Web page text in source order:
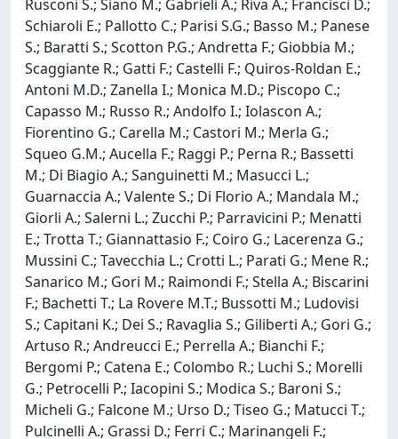
Rusconi S.; Siano M.; Gabrieli A.; Riva A.; Francisci D.;
Schiaroli E.; Pallotto C.; Parisi S.G.; Basso M.; Panese
S.; Baratti S.; Scotton P.G.; Andretta F.; Giobbia M.;
Scaggiante R.; Gatti F.; Castelli F.; Quiros-Roldan E.;
Antoni M.D.; Zanella I.; Monica M.D.; Piscopo C.;
Capasso M.; Russo R.; Andolfo I.; Iolascon A.;
Fiorentino G.; Carella M.; Castori M.; Merla G.;
Squeo G.M.; Aucella F.; Raggi P.; Perna R.; Bassetti
M.; Di Biagio A.; Sanguinetti M.; Masucci L.;
Guarnaccia A.; Valente S.; Di Florio A.; Mandala M.;
Giorli A.; Salerni L.; Zucchi P.; Parravicini P.; Menatti
E.; Trotta T.; Giannattasio F.; Coiro G.; Lacerenza G.;
Mussini C.; Tavecchia L.; Crotti L.; Parati G.; Mene R.;
Sanarico M.; Gori M.; Raimondi F.; Stella A.; Biscarini
F.; Bachetti T.; La Rovere M.T.; Bussotti M.; Ludovisi
S.; Capitani K.; Dei S.; Ravaglia S.; Giliberti A.; Gori G.;
Artuso R.; Andreucci E.; Perrella A.; Bianchi F.;
Bergomi P.; Catena E.; Colombo R.; Luchi S.; Morelli
G.; Petrocelli P.; Iacopini S.; Modica S.; Baroni S.;
Micheli G.; Falcone M.; Urso D.; Tiseo G.; Matucci T.;
Pulcinelli A.; Grassi D.; Ferri C.; Marinangeli F.;